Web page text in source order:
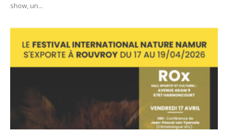
show, un...